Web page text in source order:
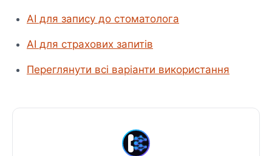
AI для запису до стоматолога
AI для страхових запитів
Переглянути всі варіанти використання